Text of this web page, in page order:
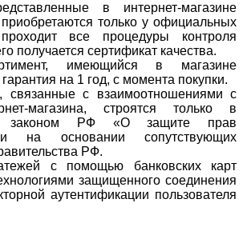
в интернет-магазине
только у официальных
все процедуры контроля
получается сертификат качества.
имеющийся в магазине
на 1 год, с момента покупки.
связанные с взаимоотношениями с
магазина, строятся только в
с законом РФ «О защите прав
и на основании сопутствующих
РФ.
с помощью банковских карт
защищенного соединения
аутентификации пользователя